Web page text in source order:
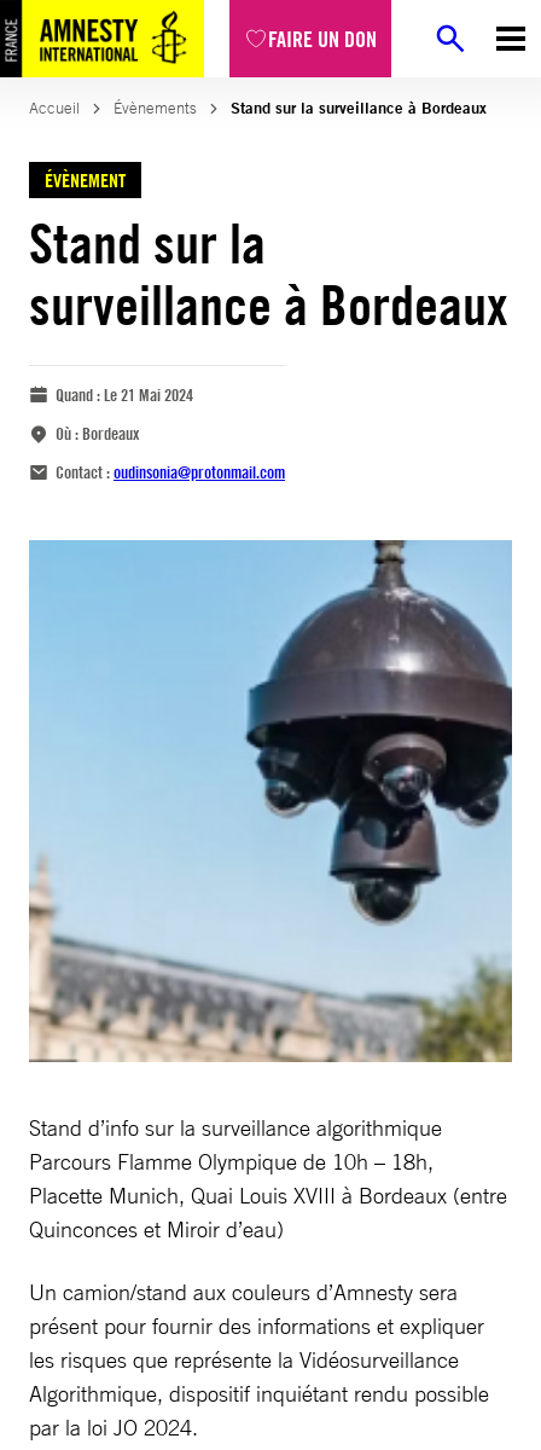
FAIRE UN DON
Accueil Évènements Stand sur la surveillance à Bordeaux
ÉVÈNEMENT
Stand sur la
surveillance à Bordeaux
Quand :Le 21 Mai 2024
Où :Bordeaux
Contact :oudinsonia@protonmail.com
Stand d’info sur la surveillance algorithmique
Parcours Flamme Olympique de 10h – 18h,
Placette Munich, Quai Louis XVIII à Bordeaux (entre
Quinconces et Miroir d’eau)
Un camion/stand aux couleurs d’Amnesty sera
présent pour fournir des informations et expliquer
les risques que représente la Vidéosurveillance
Algorithmique, dispositif inquiétant rendu possible
par la loi JO 2024.